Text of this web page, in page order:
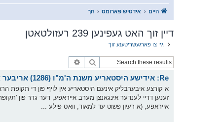
היים אידטיש פארומס זוך
דיין זוך האט געפינען 239 רעזולטאטן
גיי צו פארגעשריטענע זוך
זוך
Re: אידישע היסטאריע משנת ה'מ"ו (1286) אריבער צו ה’רנ”ב (1492)
א קורצע איבערבליק אינעם היסטאריע אין לויף פון די תקופת
זענען דריי לענדער אינגאנצן מערב אייראפע, דער גדר פון
אייראפע, (א רעיון פשוט עד למאוד, וואס פילע ...